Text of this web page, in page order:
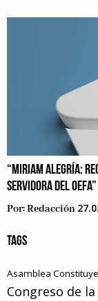
“MIRIAM ALEGRÍA:
SERVIDORA DEL OEFA”
Por:Redacción
TAGS
Asamblea
Congreso de